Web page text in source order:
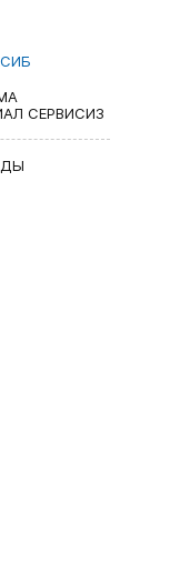
СЕРВИСИЗ